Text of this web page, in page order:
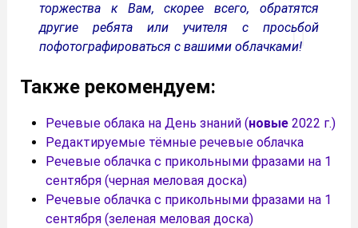
торжества к Вам, скорее всего, обратятся
другие ребята или учителя с просьбой
пофотографироваться с вашими облачками!
Также рекомендуем:
Речевые облака на День знаний (новые 2022 г.)
Редактируемые тёмные речевые облачка
Речевые облачка с прикольными фразами на 1
сентября (черная меловая доска)
Речевые облачка с прикольными фразами на 1
сентября (зеленая меловая доска)